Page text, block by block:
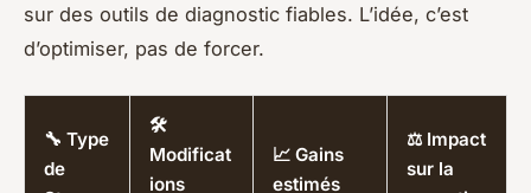
sur des outils de diagnostic fiables. L’idée, c’est
d’optimiser, pas de forcer.
🔧 Type
de
🛠️
Modificat
ions
📈 Gains
estimés
⚖️ Impact
sur la